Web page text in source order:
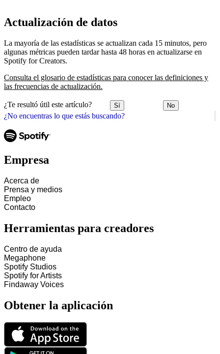
¿No encuentras lo que estás buscando?
Actualización de datos
La mayoría de las estadísticas se actualizan cada 15 minutos, pero
algunas métricas pueden tardar hasta 48 horas en actualizarse en
Spotify for Creators.
Consulta el glosario de estadísticas para conocer las definiciones y
las frecuencias de actualización.
¿Te resultó útil este artículo? Sí No
Empresa
Acerca de
Prensa y medios
Empleo
Contacto
Herramientas para creadores
Centro de ayuda
Megaphone
Spotify Studios
Spotify for Artists
Findaway Voices
Obtener la aplicación